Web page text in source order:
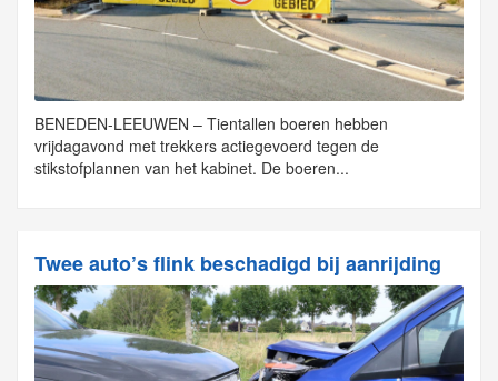
BENEDEN-LEEUWEN – Tientallen boeren hebben
vrijdagavond met trekkers actiegevoerd tegen de
stikstofplannen van het kabinet. De boeren...
Twee auto’s flink beschadigd bij aanrijding